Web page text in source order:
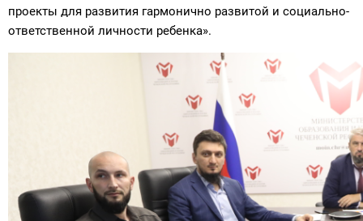
проекты для развития гармонично развитой и социально-
ответственной личности ребенка».